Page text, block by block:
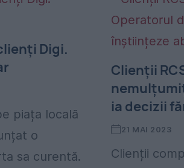
Digi.
piața locală
o
sa curentă.
Clienții
ia decizii
21 MAI 2023
Clienții